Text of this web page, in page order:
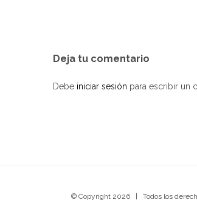
Deja tu comentario
Debe iniciar sesión para escribir un
© Copyright 2026 | Todos los